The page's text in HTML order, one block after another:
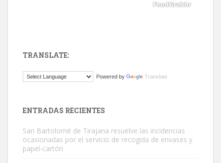
El ayuntamiento se va a llevar a Los Gatos callejeros de la zona los
TRANSLATE:
Powered by Translate
ENTRADAS RECIENTES
San Bartolomé de Tirajana resuelve las incidencias
ocasionadas por el servicio de recogida de envases y
papel-cartón